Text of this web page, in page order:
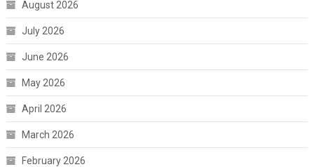
August 2026
July 2026
June 2026
May 2026
April 2026
March 2026
February 2026